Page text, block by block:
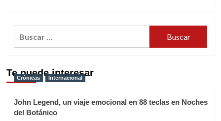
Te puede interesar
Crónicas Internacional
John Legend, un viaje emocional en 88 teclas en Noches
del Botánico